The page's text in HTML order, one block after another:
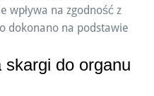
wpływa na zgodność z
dokonano na podstawie
skargi do organu